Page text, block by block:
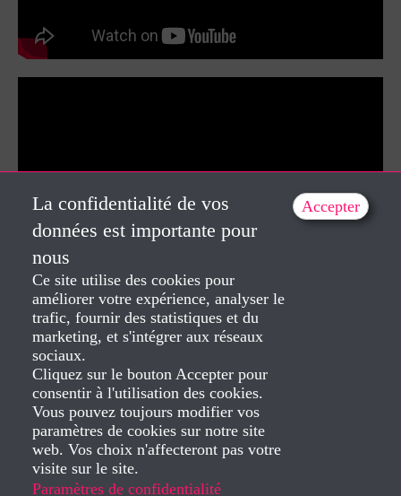
Created by Dorela Iepan 2025
La confidentialité de vos
données est importante pour
nous
Ce site utilise des cookies pour
améliorer votre expérience, analyser le
trafic, fournir des statistiques et du
marketing, et s'intégrer aux réseaux
sociaux.
Cliquez sur le bouton Accepter pour
consentir à l'utilisation des cookies.
Vous pouvez toujours modifier vos
paramètres de cookies sur notre site
web. Vos choix n'affecteront pas votre
visite sur le site.
Paramètres de confidentialité
Accepter